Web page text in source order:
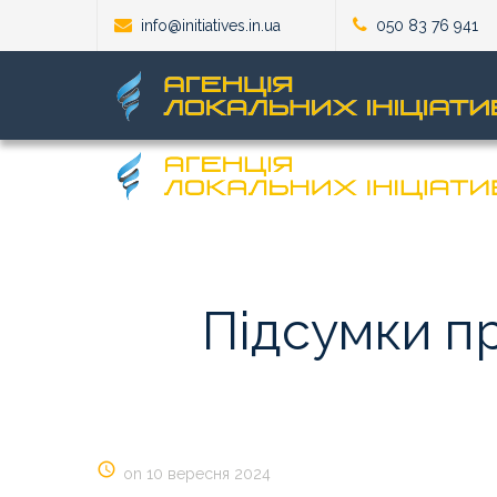
info@initiatives.in.ua 050 83 76 941
Підсумки
on 10 вересня 2024